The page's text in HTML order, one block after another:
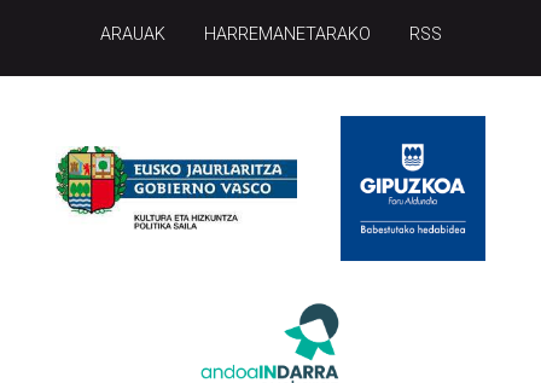
ARAUAK HARREMANETARAKO RSS